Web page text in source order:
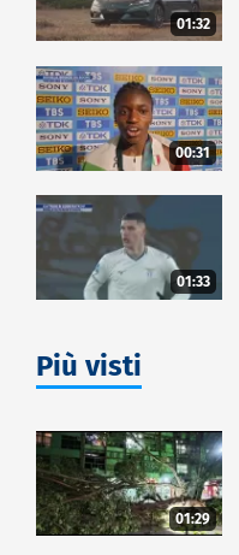
01:32
00:31
01:33
Più visti
01:29